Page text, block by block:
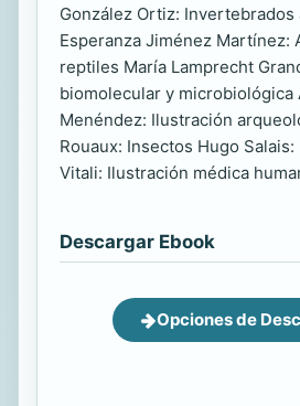
González Ortiz: Invertebrados
Esperanza Jiménez Martínez:
reptiles María Lamprecht
biomolecular y microbiológica
Menéndez: Ilustración
Rouaux: Insectos Hugo
Vitali: Ilustración médica
Descargar Ebook
Opciones de